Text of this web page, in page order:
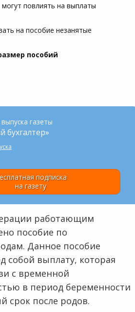
повлиять на выплаты
на пособие незанятые
пособий
газеты
бухгалтер»
подписка
на газету
работающим
пособие по
Данное пособие
собой выплату, которая
с временной
в период беременности
срок после родов.